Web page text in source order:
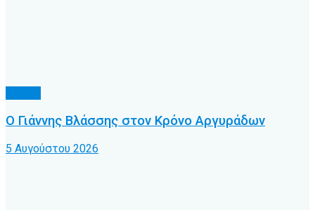
Ο Γιάννης Βλάσσης στον Κρόνο Αργυράδων
5 Αυγούστου 2026